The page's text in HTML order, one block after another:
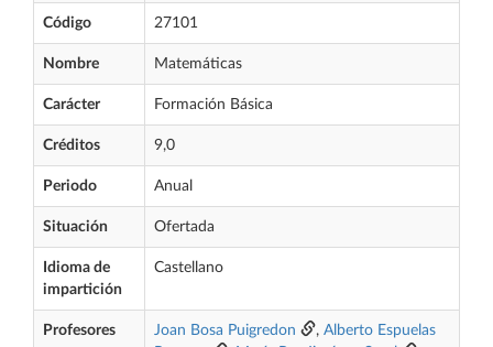
Código 27101
Nombre Matemáticas
Carácter Formación Básica
Créditos 9,0
Periodo Anual
Situación Ofertada
Idioma de
impartición
Castellano
Profesores Joan Bosa Puigredon , Alberto Espuelas